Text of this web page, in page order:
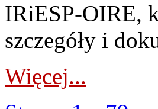
IRiESP‑OIRE,
szczegóły i
Więcej...